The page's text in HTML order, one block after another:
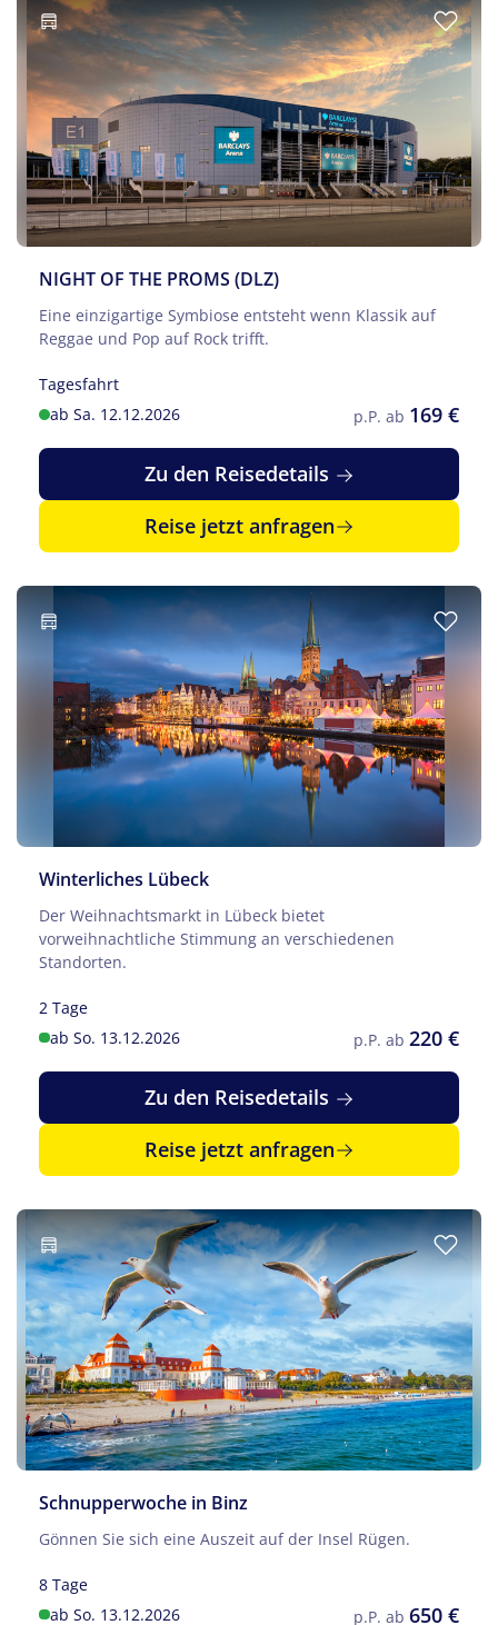
NIGHT OF THE PROMS (DLZ)
Eine einzigartige Symbiose entsteht wenn Klassik auf
Reggae und Pop auf Rock trifft.
Tagesfahrt
ab Sa. 12.12.2026
p.P. ab 169 €
Zu den Reisedetails
Reise jetzt anfragen
Winterliches Lübeck
Der Weihnachtsmarkt in Lübeck bietet
vorweihnachtliche Stimmung an verschiedenen
Standorten.
2 Tage
ab So. 13.12.2026
p.P. ab 220 €
Zu den Reisedetails
Reise jetzt anfragen
Schnupperwoche in Binz
Gönnen Sie sich eine Auszeit auf der Insel Rügen.
8 Tage
ab So. 13.12.2026
p.P. ab 650 €